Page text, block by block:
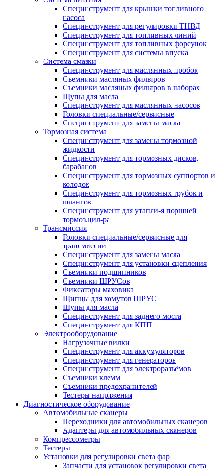
Специнструмент для крышки топливного
насоса
Специнструмент для регулировки ТНВД
Специнструмент для топливных линий
Специнструмент для топливных форсунок
Специнструмент для системы впуска
Система смазки
Специнструмент для маслянных пробок
Съемники масляных фильтров
Съемники масляных фильтров в наборах
Щупы для масла
Специнструмент для маслянных насосов
Головки специальные/сервисные
Специнструмент для замены масла
Тормозная система
Специнструмент для замены тормозной
жидкости
Специнструмент для тормозных дисков,
барабанов
Специнструмент для тормозных суппортов и
колодок
Специнструмент для тормозных трубок и
шлангов
Специнструмент для утапли-я поршней
тормоз.цил-ра
Трансмиссия
Головки специальные/сервисные для
трансмиссии
Специнструмент для замены масла
Специнструмент для установки сцепления
Съемники подшипников
Съемники ШРУСов
Фиксаторы маховика
Щипцы для хомутов ШРУС
Щупы для масла
Специнструмент для заднего моста
Специнструмент для КПП
Электрооборудование
Нагрузочные вилки
Специнструмент для аккумуляторов
Специнструмент для генераторов
Специнструмент для электроразъёмов
Съемники клемм
Съемники предохранителей
Тестеры напряжения
Диагностическое оборудование
Автомобильные сканеры
Переходники для автомобильных сканеров
Адаптеры для автомобильных сканеров
Компрессометры
Тестеры
Установки для регулировки света фар
Запчасти для установок регулировки света